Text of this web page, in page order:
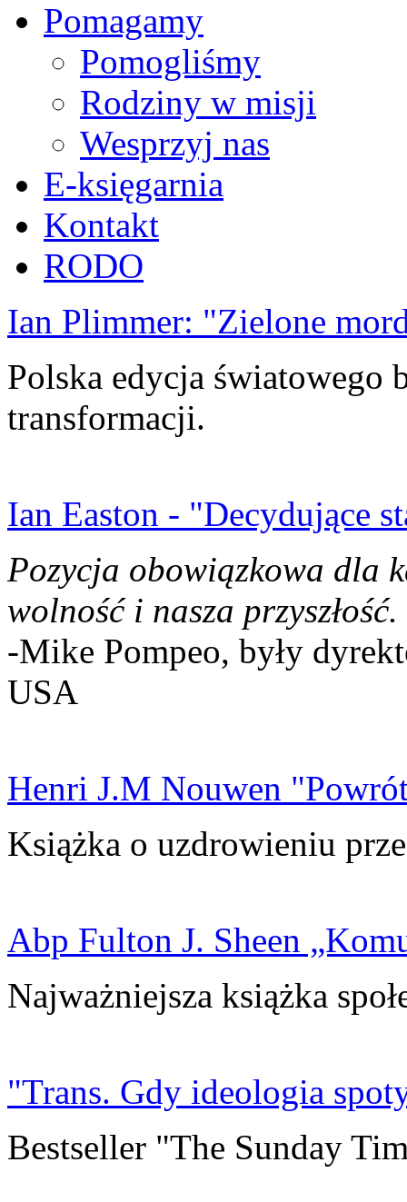
Pomagamy
Pomogliśmy
Rodziny w misji
Wesprzyj nas
E-księgarnia
Kontakt
RODO
Ian Plimmer: "Zielone
Polska edycja światowego
transformacji.
Ian Easton - "Decydujące
Pozycja obowiązkowa dla
wolność i nasza przyszłość.
-Mike Pompeo, były
USA
Henri J.M Nouwen
Książka o uzdrowieniu
Abp Fulton J. Sheen
Najważniejsza książka
"Trans. Gdy ideologia
Bestseller "The Sunday